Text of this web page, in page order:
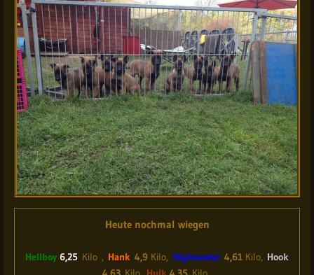
Heute nochmal wiegen
Hellboy 6,25 Kilo , Hank 4,9 Kilo, Highlander 4,61 Kilo, Hook